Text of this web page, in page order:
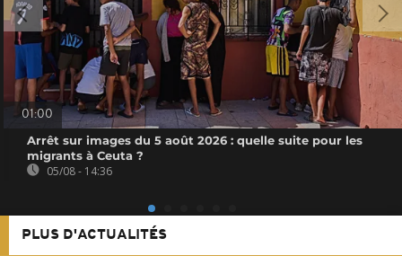
01:00
Arrêt sur images du 5 août 2026 : quelle suite pour les
migrants à Ceuta ?
05/08 - 14:36
PLUS D'ACTUALITÉS